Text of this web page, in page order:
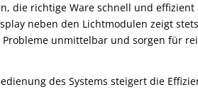
die richtige Ware schnell und effizient
neben den Lichtmodulen zeigt
unmittelbar und sorgen für
des Systems steigert die